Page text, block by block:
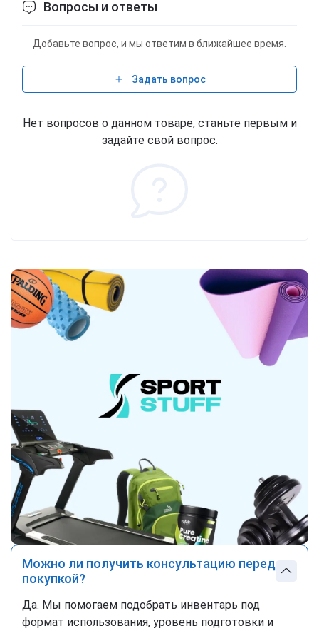
Вопросы и ответы
Добавьте вопрос, и мы ответим в ближайшее время.
Задать вопрос
Нет вопросов о данном товаре, станьте первым и
задайте свой вопрос.
Можно ли получить консультацию перед
покупкой?
Да. Мы помогаем подобрать инвентарь под
формат использования, уровень подготовки и